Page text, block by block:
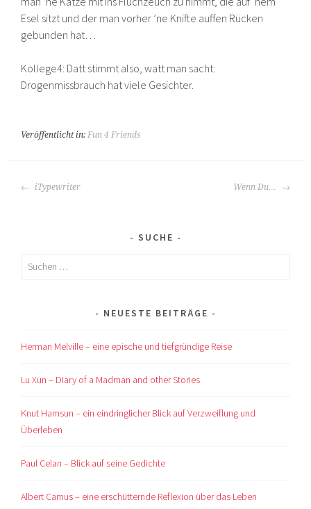
Esel sitzt und der man vorher ’ne Knifte auffen Rücken
gebunden hat…
Kollege4: Datt stimmt also, watt man sacht:
Drogenmissbrauch hat viele Gesichter.
Veröffentlicht in:Fun 4 Friends
BEITRAGS-
iTypewriter Wenn Du…
SUCHE
Suchen
NEUESTE BEITRÄGE
Herman Melville – eine epische und tiefgründige Reise
Lu Xun – Diary of a Madman and other Stories
Knut Hamsun – ein eindringlicher Blick auf Verzweiflung und
Überleben
Paul Celan – Blick auf seine Gedichte
Albert Camus – eine erschütternde Reflexion über das Leben